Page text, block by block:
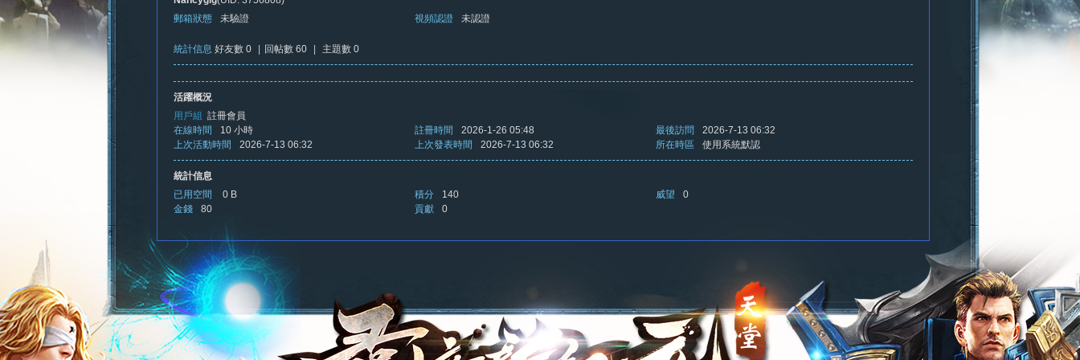
新
郵箱狀態
未驗證 視頻認證 未認證
統計信息 好友數 0 回帖數 60 主題數 0
活躍概況
用戶組 註冊會員
在線時間
10 小時 註冊時間 2026-1-26 05:48 最後訪問
2026-7-13 06:32
上次活動時間
2026-7-13 06:32 上次發表時間 2026-7-13 06:32 所在時區 使用系統默認
統計信息
已用空間
0 B 積分 140 威望
0
金錢
80 貢獻 0